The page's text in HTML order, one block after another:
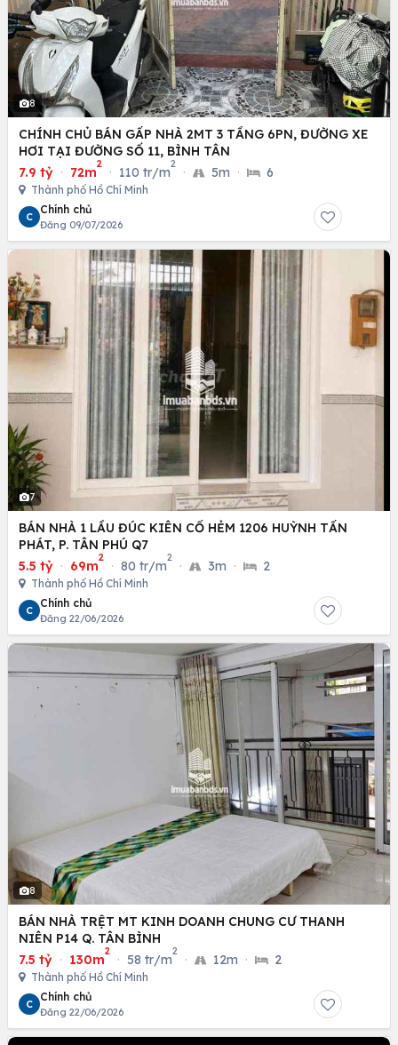
8
CHÍNH CHỦ BÁN GẤP NHÀ 2MT 3 TẦNG 6PN, ĐƯỜNG XE
HƠI TẠI ĐƯỜNG SỐ 11, BÌNH TÂN
7.9 tỷ · 72m
2
· 110 tr/m
2
· 5m · 6
Thành phố Hồ Chí Minh
C
Chính chủ
Đăng 09/07/2026
7
BÁN NHÀ 1 LẦU ĐÚC KIÊN CỐ HẺM 1206 HUỲNH TẤN
PHÁT, P. TÂN PHÚ Q7
5.5 tỷ · 69m
2
· 80 tr/m
2
· 3m · 2
Thành phố Hồ Chí Minh
C
Chính chủ
Đăng 22/06/2026
8
BÁN NHÀ TRỆT MT KINH DOANH CHUNG CƯ THANH
NIÊN P14 Q. TÂN BÌNH
7.5 tỷ · 130m
2
· 58 tr/m
2
· 12m · 2
Thành phố Hồ Chí Minh
C
Chính chủ
Đăng 22/06/2026